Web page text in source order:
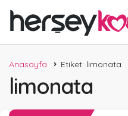
Anasayfa Etiket: limonata
limonata